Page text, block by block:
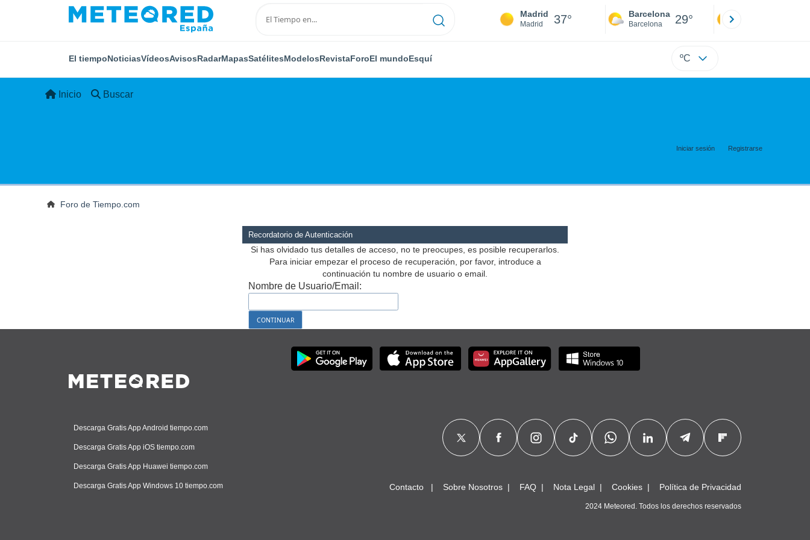
Madrid
Madrid 37° Barcelona
Barcelona 29°
El tiempoNoticiasVídeosAvisosRadarMapasSatélitesModelosRevistaForoEl mundoEsquí ºC
Inicio Buscar
Iniciar sesión Registrarse
Foro de Tiempo.com
Recordatorio de Autenticación
Si has olvidado tus detalles de acceso, no te preocupes, es posible recuperarlos.
Para iniciar empezar el proceso de recuperación, por favor, introduce a
continuación tu nombre de usuario o email.
Nombre de Usuario/Email:
Descarga Gratis App Android tiempo.com
Descarga Gratis App iOS tiempo.com
Descarga Gratis App Huawei tiempo.com
Descarga Gratis App Windows 10 tiempo.com Contacto Sobre Nosotros FAQ Nota Legal Cookies Política de Privacidad
2024 Meteored. Todos los derechos reservados